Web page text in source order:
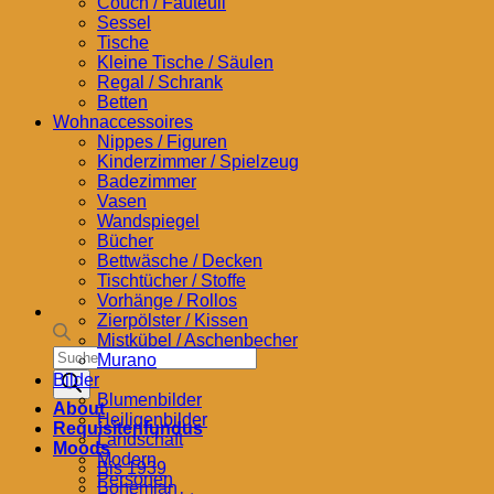
Products
search
About
Requisitenfundus
Moods
Bis 1939
Bohemian
Sessel
Tische
Kleine Tische / Säulen
Regal / Schrank
Betten
Wohnaccessoires
Nippes / Figuren
Kinderzimmer / Spielzeug
Badezimmer
Vasen
Wandspiegel
Bücher
Bettwäsche / Decken
Tischtücher / Stoffe
Vorhänge / Rollos
Zierpölster / Kissen
Mistkübel / Aschenbecher
Murano
Bilder
Blumenbilder
Heiligenbilder
Landschaft
Modern
Personen